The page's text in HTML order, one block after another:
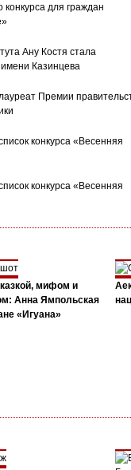
конкурса для граждан
Ану Костя стала
Казинцева
Премии
конкурса «Весенняя
конкурса «Весенняя
мифом и
Анна Ямпольская
«Игуана»